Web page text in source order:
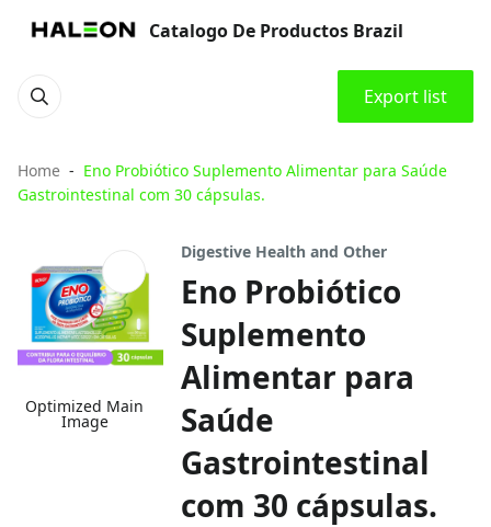
Catalogo De Productos Brazil
Export list
Home
Eno Probiótico Suplemento Alimentar para Saúde
Gastrointestinal com 30 cápsulas.
Optimized Main
Image
Digestive Health and Other
Eno Probiótico
Suplemento
Alimentar para
Saúde
Gastrointestinal
com 30 cápsulas.